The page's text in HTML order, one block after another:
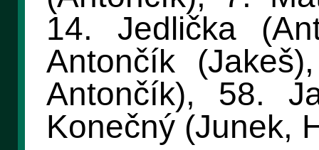
14. Jedlička
Antončík
Antončík), 58.
Konečný (Junek,